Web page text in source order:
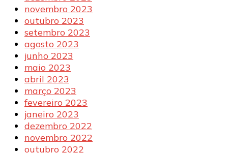
novembro 2023
outubro 2023
setembro 2023
agosto 2023
junho 2023
maio 2023
abril 2023
março 2023
fevereiro 2023
janeiro 2023
dezembro 2022
novembro 2022
outubro 2022